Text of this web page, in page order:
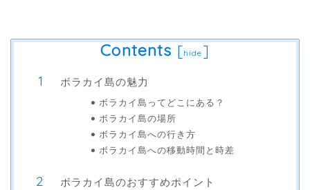
Contents [hide ]
ボラカイ島の魅力
ボラカイ島ってどこにある？
ボラカイ島の場所
ボラカイ島への行き方
ボラカイ島への移動時間と時差
ボラカイ島のおすすめポイント